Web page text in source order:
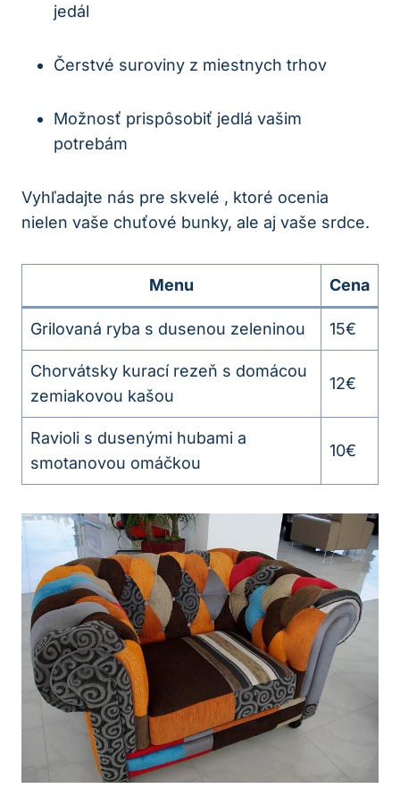
jedál
Čerstvé suroviny z miestnych trhov
Možnosť prispôsobiť jedlá vašim
potrebám
Vyhľadajte nás pre skvelé , ktoré ocenia
nielen vaše chuťové bunky, ale aj vaše srdce.
Menu Cena
Grilovaná ryba s dusenou zeleninou 15€
Chorvátsky kurací rezeň s domácou
zemiakovou kašou
12€
Ravioli s dusenými hubami a
smotanovou omáčkou
10€